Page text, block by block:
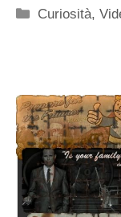
Categorie
Curiosità,